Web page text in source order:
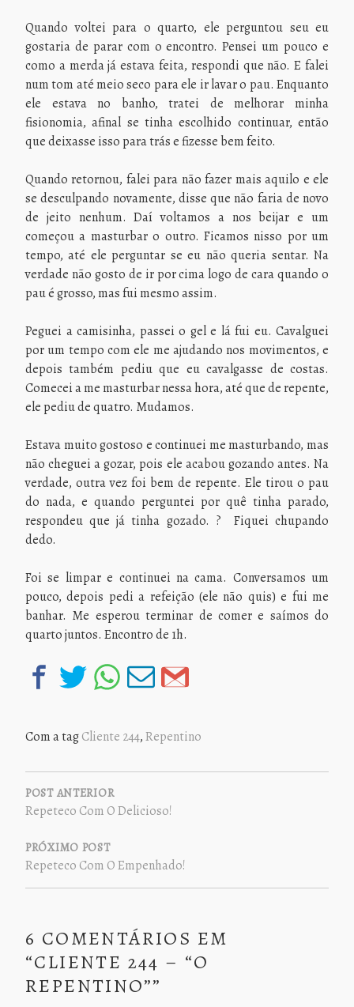
Quando voltei para o quarto, ele perguntou seu eu
gostaria de parar com o encontro. Pensei um pouco e
como a merda já estava feita, respondi que não. E falei
num tom até meio seco para ele ir lavar o pau. Enquanto
ele estava no banho, tratei de melhorar minha
fisionomia, afinal se tinha escolhido continuar, então
que deixasse isso para trás e fizesse bem feito.
Quando retornou, falei para não fazer mais aquilo e ele
se desculpando novamente, disse que não faria de novo
de jeito nenhum. Daí voltamos a nos beijar e um
começou a masturbar o outro. Ficamos nisso por um
tempo, até ele perguntar se eu não queria sentar. Na
verdade não gosto de ir por cima logo de cara quando o
pau é grosso, mas fui mesmo assim.
Peguei a camisinha, passei o gel e lá fui eu. Cavalguei
por um tempo com ele me ajudando nos movimentos, e
depois também pediu que eu cavalgasse de costas.
Comecei a me masturbar nessa hora, até que de repente,
ele pediu de quatro. Mudamos.
Estava muito gostoso e continuei me masturbando, mas
não cheguei a gozar, pois ele acabou gozando antes. Na
verdade, outra vez foi bem de repente. Ele tirou o pau
do nada, e quando perguntei por quê tinha parado,
respondeu que já tinha gozado. ? Fiquei chupando
dedo.
Foi se limpar e continuei na cama. Conversamos um
pouco, depois pedi a refeição (ele não quis) e fui me
banhar. Me esperou terminar de comer e saímos do
quarto juntos. Encontro de 1h.
Com a tagCliente 244,Repentino
NAVEGAÇÃO
DE
POST
POST ANTERIOR
Repeteco Com O Delicioso!
PRÓXIMO POST
Repeteco Com O Empenhado!
6 COMENTÁRIOS EM
“CLIENTE 244 – “O
REPENTINO””